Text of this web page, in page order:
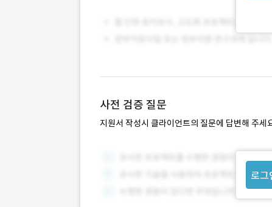
사전 검증 질문
지원서 작성시 클라이언트의 질문에 답변해 주세
로그